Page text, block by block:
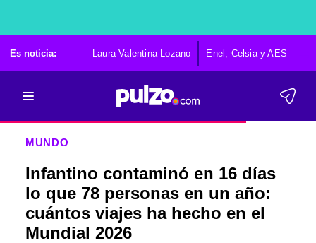
Es noticia: Laura Valentina Lozano Enel, Celsia y AES
MUNDO
Infantino contaminó en 16 días
lo que 78 personas en un año:
cuántos viajes ha hecho en el
Mundial 2026